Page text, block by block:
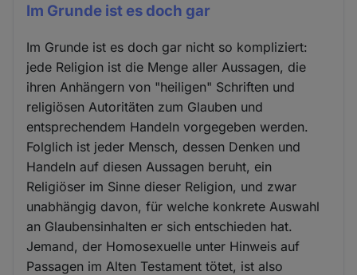
Im Grunde ist es doch gar
Im Grunde ist es doch gar nicht so kompliziert:
jede Religion ist die Menge aller Aussagen, die
ihren Anhängern von "heiligen" Schriften und
religiösen Autoritäten zum Glauben und
entsprechendem Handeln vorgegeben werden.
Folglich ist jeder Mensch, dessen Denken und
Handeln auf diesen Aussagen beruht, ein
Religiöser im Sinne dieser Religion, und zwar
unabhängig davon, für welche konkrete Auswahl
an Glaubensinhalten er sich entschieden hat.
Jemand, der Homosexuelle unter Hinweis auf
Passagen im Alten Testament tötet, ist also